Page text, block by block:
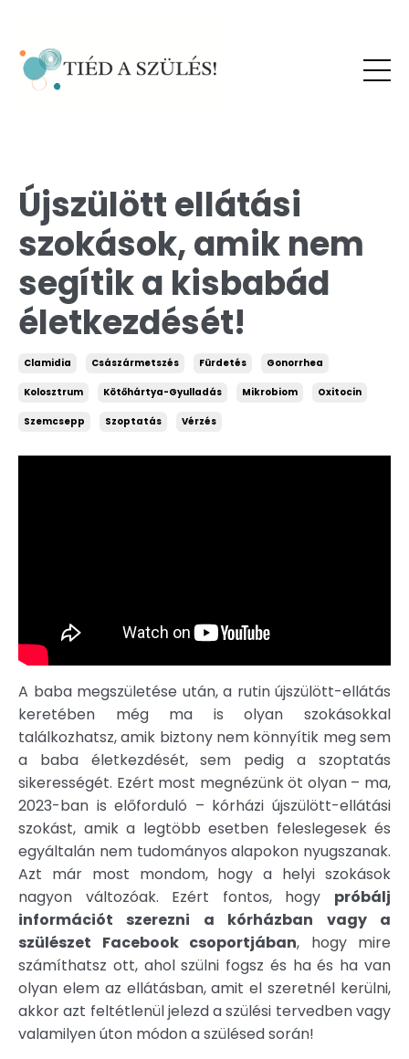
Újszülött ellátási
szokások, amik nem
segítik a kisbabád
életkezdését!
Clamidia Császármetszés Fürdetés Gonorrhea
Kolosztrum Kötőhártya-Gyulladás Mikrobiom Oxitocin
Szemcsepp Szoptatás Vérzés
A baba megszületése után, a rutin újszülött-ellátás
keretében még ma is olyan szokásokkal
találkozhatsz, amik biztony nem könnyítik meg sem
a baba életkezdését, sem pedig a szoptatás
sikerességét. Ezért most megnézünk öt olyan – ma,
2023-ban is előforduló – kórházi újszülött-ellátási
szokást, amik a legtöbb esetben feleslegesek és
egyáltalán nem tudományos alapokon nyugszanak.
Azt már most mondom, hogy a helyi szokások
nagyon változóak. Ezért fontos, hogy próbálj
információt szerezni a kórházban vagy a
szülészet Facebook csoportjában, hogy mire
számíthatsz ott, ahol szülni fogsz és ha és ha van
olyan elem az ellátásban, amit el szeretnél kerülni,
akkor azt feltétlenül jelezd a szülési tervedben vagy
valamilyen úton módon a szülésed során!